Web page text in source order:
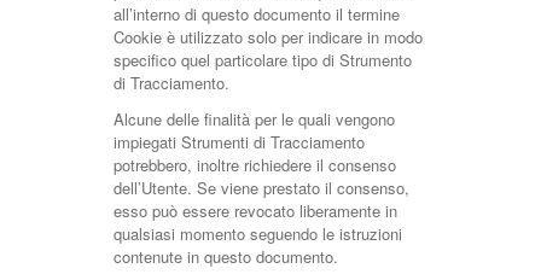
all’interno di questo documento il termine
Cookie è utilizzato solo per indicare in modo
specifico quel particolare tipo di Strumento
di Tracciamento.
Alcune delle finalità per le quali vengono
impiegati Strumenti di Tracciamento
potrebbero, inoltre richiedere il consenso
dell’Utente. Se viene prestato il consenso,
esso può essere revocato liberamente in
qualsiasi momento seguendo le istruzioni
contenute in questo documento.